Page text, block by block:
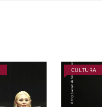
CULTURA